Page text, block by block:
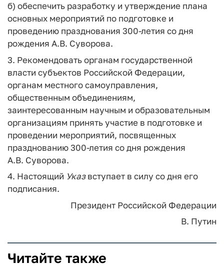
б) обеспечить разработку и утверждение плана
основных мероприятий по подготовке и
проведению празднования 300-летия со дня
рождения А.В. Суворова.
3. Рекомендовать органам государственной
власти субъектов Российской Федерации,
органам местного самоуправления,
общественным объединениям,
заинтересованным научным и образовательным
организациям принять участие в подготовке и
проведении мероприятий, посвященных
празднованию 300-летия со дня рождения
А.В. Суворова.
4. Настоящий Указвступает в силу со дня его
подписания.
Президент Российской Федерации
В. Путин
Читайте также